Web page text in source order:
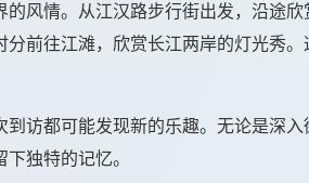
风情。从江汉路步行街出发，沿途
前往江滩，欣赏长江两岸的灯光秀
访都可能发现新的乐趣。无论是深
独特的记忆。